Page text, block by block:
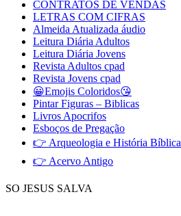
CONTRATOS DE VENDAS
LETRAS COM CIFRAS
Almeida Atualizada áudio
Leitura Diária Adultos
Leitura Diária Jovens
Revista Adultos cpad
Revista Jovens cpad
😀Emojis Coloridos😘
Pintar Figuras – Biblicas
Livros Apocrifos
Esboços de Pregação
👉 Arqueologia e História Bíblica
👉 Acervo Antigo
SO JESUS SALVA